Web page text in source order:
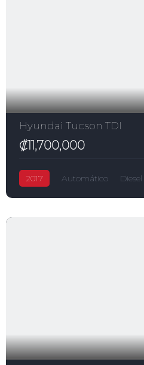
Hyundai Tucson TDI
₡11,700,000
2017 Automático Diesel